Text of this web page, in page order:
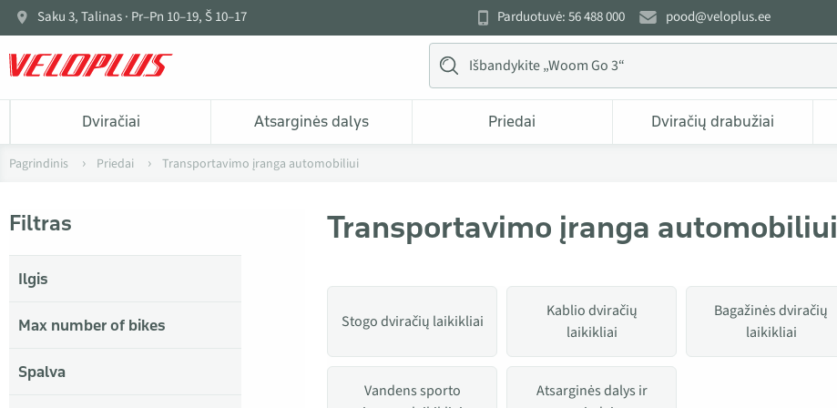
Saku 3, Talinas · Pr–Pn 10–19, Š 10–17 Parduotuvė: 56 488 000 pood@veloplus.ee
Dviračiai Atsarginės dalys Priedai Dviračių drabužiai
Pagrindinis Priedai Transportavimo įranga automobiliui
Transportavimo įranga automobiliui
Filtras
Ilgis
Max number of bikes
Spalva
Stogo dviračių laikikliai
Kablio dviračių
laikikliai
Bagažinės dviračių
laikikliai
Vandens sporto
Atsarginės dalys ir